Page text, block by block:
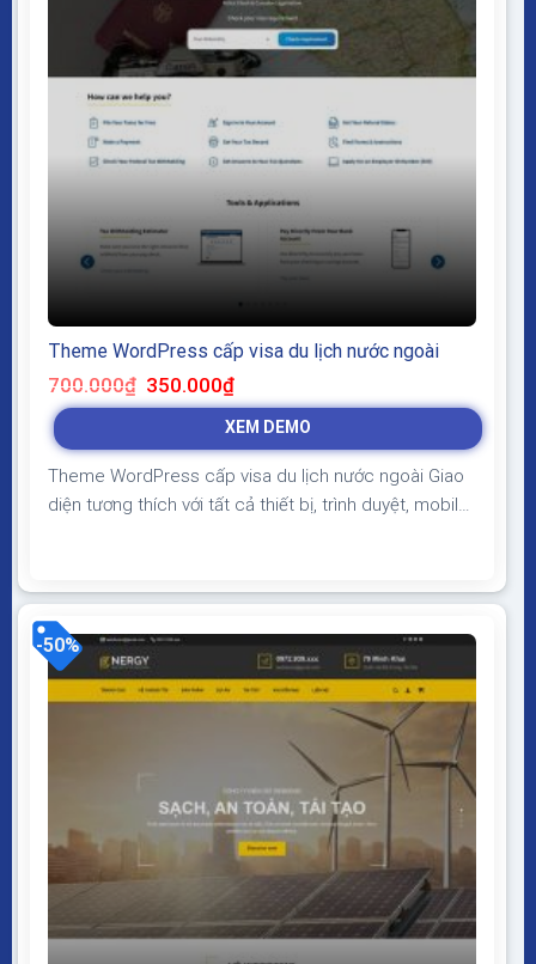
Theme WordPress cấp visa du lịch nước ngoài
700.000₫ Giá
gốc
là:
350.000₫Giá
tại
là:
XEM DEMO
Theme WordPress cấp visa du lịch nước ngoài Giao
diện tương thích với tất cả thiết bị, trình duyệt, mobile,
load nhanh nhẹ tối ưu với các công cụ tìm kiếm
Theme sạch hoàn toàn 100%...
-50%